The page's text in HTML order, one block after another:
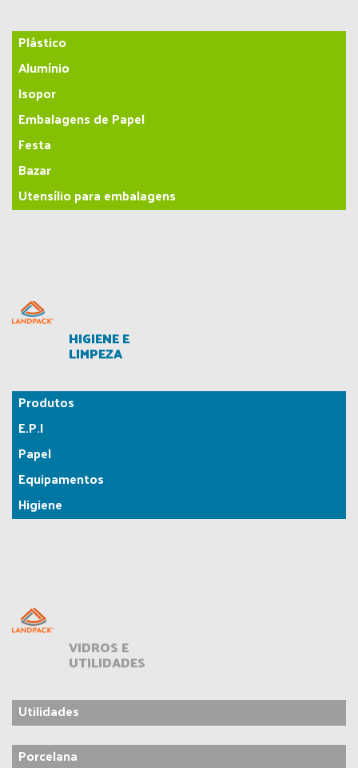
Plástico
Alumínio
Isopor
Embalagens de Papel
Festa
Bazar
Utensílio para embalagens
HIGIENE E
LIMPEZA
Produtos
E.P.I
Papel
Equipamentos
Higiene
VIDROS E
UTILIDADES
Utilidades
Porcelana